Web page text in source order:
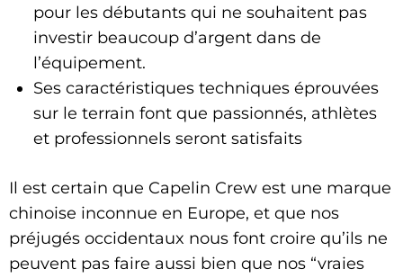
pour les débutants qui ne souhaitent pas
investir beaucoup d’argent dans de
l’équipement.
Ses caractéristiques techniques éprouvées
sur le terrain font que passionnés, athlètes
et professionnels seront satisfaits
Il est certain que Capelin Crew est une marque
chinoise inconnue en Europe, et que nos
préjugés occidentaux nous font croire qu’ils ne
peuvent pas faire aussi bien que nos “vraies